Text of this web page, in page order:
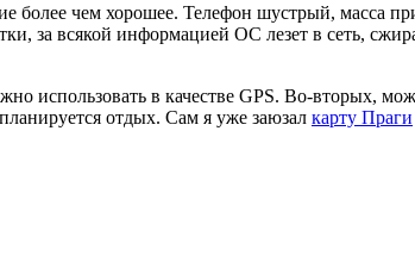
более чем хорошее. Телефон шустрый, масса
за всякой информацией ОС лезет в сеть,
использовать в качестве GPS. Во-вторых,
отдых. Сам я уже заюзал карту Праги